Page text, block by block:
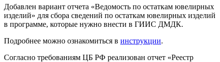
Добавлен вариант отчета «Ведомость по остаткам ювелирных
изделий» для сбора сведений по остаткам ювелирных изделий
в программе, которые нужно внести в ГИИС ДМДК.
Подробнее можно ознакомиться в инструкции.
Согласно требованиям ЦБ РФ реализован отчет «Реестр